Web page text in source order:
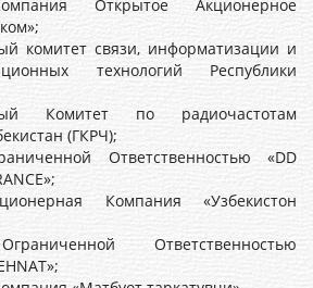
Открытое Акционерное
комитет связи, информатизации и
технологий Республики
Комитет по радиочастотам
(ГКРЧ);
Ответственностью «DD
Компания «Узбекистон
Ответственностью